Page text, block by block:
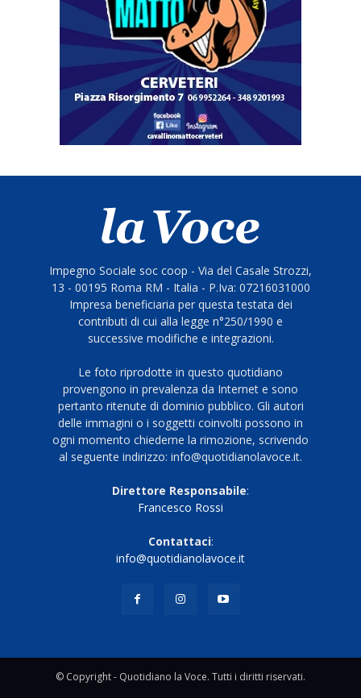
Impegno Sociale soc coop - Via del Casale Strozzi,
13 - 00195 Roma RM - Italia - P.Iva: 07216031000
Impresa beneficiaria per questa testata dei
contributi di cui alla legge n°250/1990 e
successive modifiche e integrazioni.
Le foto riprodotte in questo quotidiano
provengono in prevalenza da Internet e sono
pertanto ritenute di dominio pubblico. Gli autori
delle immagini o i soggetti coinvolti possono in
ogni momento chiederne la rimozione, scrivendo
al seguente indirizzo: info@quotidianolavoce.it.
Direttore Responsabile:
Francesco Rossi
Contattaci:
info@quotidianolavoce.it
© Copyright - Quotidiano la Voce. Tutti i diritti riservati.